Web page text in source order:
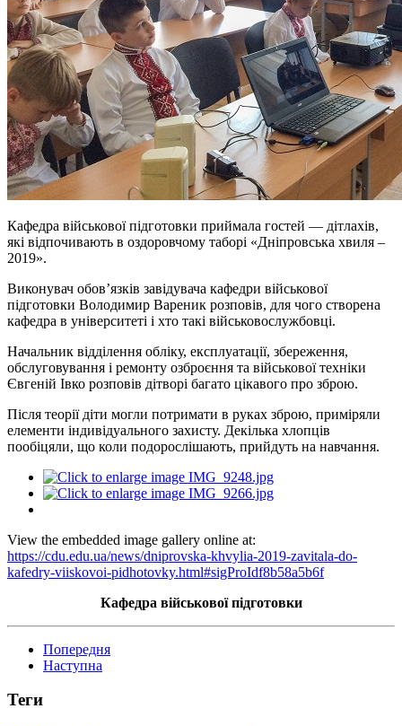
Кафедра військової підготовки приймала гостей — дітлахів,
які відпочивають в оздоровчому таборі «Дніпровська хвиля –
2019».
Виконувач обов’язків завідувача кафедри військової
підготовки Володимир Вареник розповів, для чого створена
кафедра в університеті і хто такі військовослужбовці.
Начальник відділення обліку, експлуатації, збереження,
обслуговування і ремонту озброєння та військової техніки
Євгеній Івко розповів дітворі багато цікавого про зброю.
Після теорії діти могли потримати в руках зброю, приміряли
елементи індивідуального захисту. Декілька хлопців
пообіцяли, що коли подорослішають, прийдуть на навчання.
View the embedded image gallery online at:
https://cdu.edu.ua/news/dniprovska-khvylia-2019-zavitala-do-
kafedry-viiskovoi-pidhotovky.html#sigProIdf8b58a5b6f
Кафедра військової підготовки
Попередня
Наступна
Теги